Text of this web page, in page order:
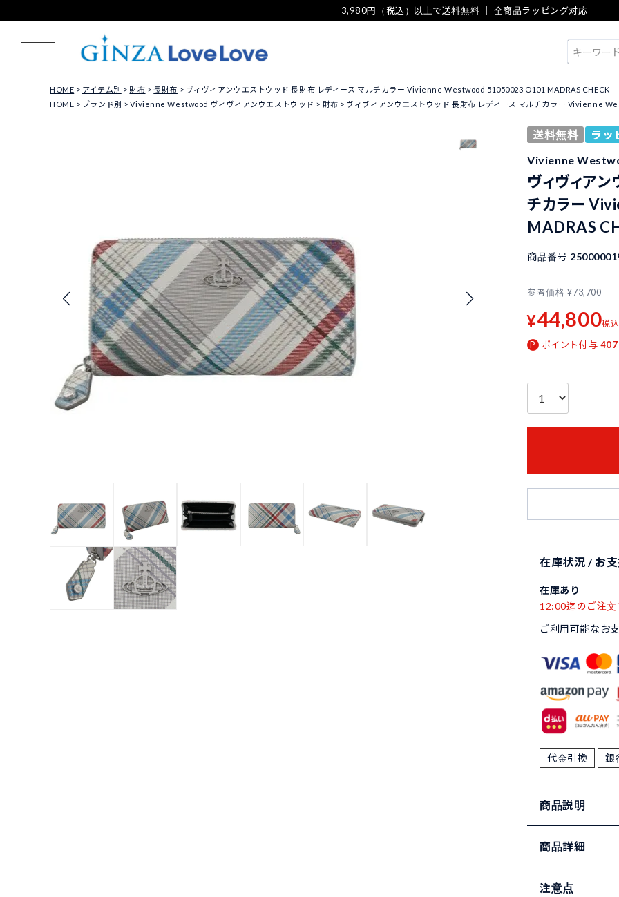
3,980円（税込）以上で送料無料 ｜ 全商品ラッピング対応
HOME アイテム別 財布 長財布
ヴィヴィアンウエストウッド 長財布 レディース マルチカラー Vivienne Westwood 51050023 O101 MADRAS CHECK
HOME
ブランド別 Vivienne Westwood ヴィヴィアンウエストウッド 財布 ヴィヴィアンウエストウッド 長財布 レディース マルチカラー Vivienne
送料無料
ラッ
Vivienne
ヴィヴィアン
チカラー
MADRAS
商品番号
参考価格 ¥73,700
¥44,800税込
ポイント付与 407
在庫状況 / お
在庫あり
12:00迄のご注
ご利用可能なお
代金引換 銀
商品説明
商品詳細
注意点